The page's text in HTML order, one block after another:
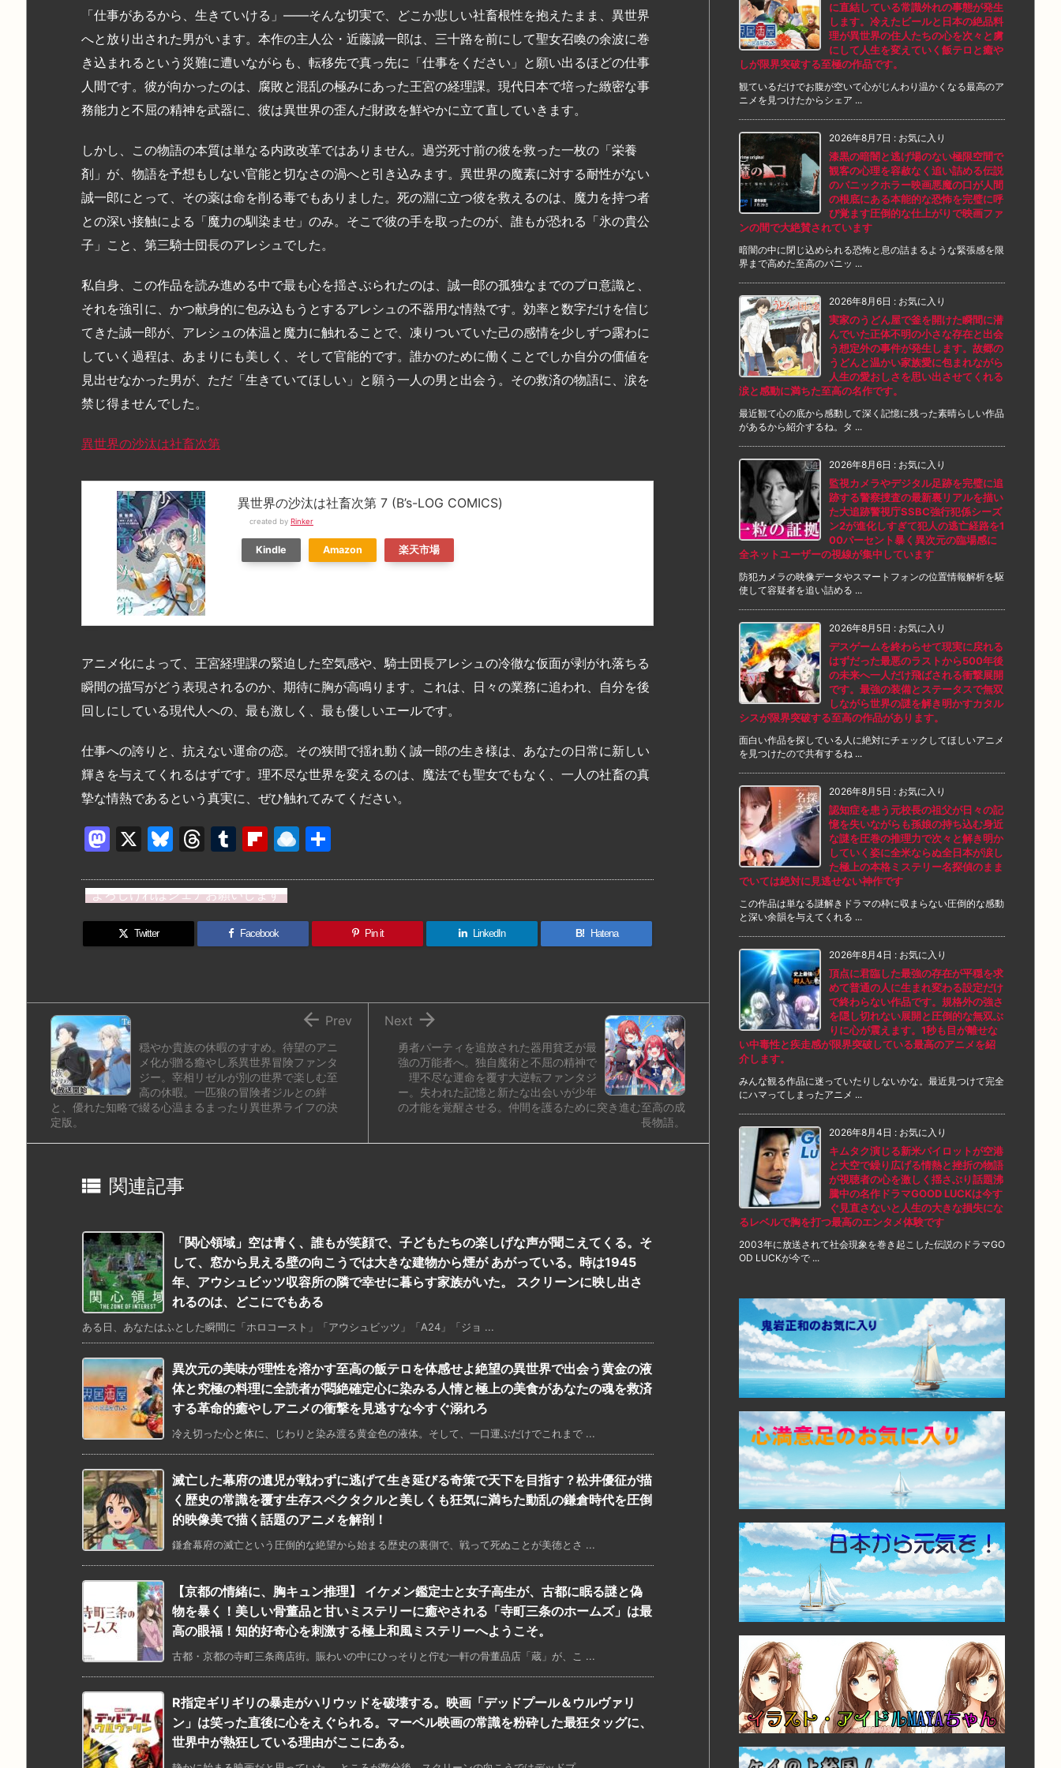
「仕事があるから、生きていける」――そんな切実で、どこか悲しい社畜根性を抱えたまま、異世界
へと放り出された男がいます。本作の主人公・近藤誠一郎は、三十路を前にして聖女召喚の余波に巻
き込まれるという災難に遭いながらも、転移先で真っ先に「仕事をください」と願い出るほどの仕事
人間です。彼が向かったのは、腐敗と混乱の極みにあった王宮の経理課。現代日本で培った緻密な事
務能力と不屈の精神を武器に、彼は異世界の歪んだ財政を鮮やかに立て直していきます。
しかし、この物語の本質は単なる内政改革ではありません。過労死寸前の彼を救った一枚の「栄養
剤」が、物語を予想もしない官能と切なさの渦へと引き込みます。異世界の魔素に対する耐性がない
誠一郎にとって、その薬は命を削る毒でもありました。死の淵に立つ彼を救えるのは、魔力を持つ者
との深い接触による「魔力の馴染ませ」のみ。そこで彼の手を取ったのが、誰もが恐れる「氷の貴公
子」こと、第三騎士団長のアレシュでした。
私自身、この作品を読み進める中で最も心を揺さぶられたのは、誠一郎の孤独なまでのプロ意識と、
それを強引に、かつ献身的に包み込もうとするアレシュの不器用な情熱です。効率と数字だけを信じ
てきた誠一郎が、アレシュの体温と魔力に触れることで、凍りついていた己の感情を少しずつ露わに
していく過程は、あまりにも美しく、そして官能的です。誰かのために働くことでしか自分の価値を
見出せなかった男が、ただ「生きていてほしい」と願う一人の男と出会う。その救済の物語に、涙を
禁じ得ませんでした。
異世界の沙汰は社畜次第
異世界の沙汰は社畜次第 7 (B’s-LOG COMICS)
created by Rinker
Kindle Amazon 楽天市場
アニメ化によって、王宮経理課の緊迫した空気感や、騎士団長アレシュの冷徹な仮面が剥がれ落ちる
瞬間の描写がどう表現されるのか、期待に胸が高鳴ります。これは、日々の業務に追われ、自分を後
回しにしている現代人への、最も激しく、最も優しいエールです。
仕事への誇りと、抗えない運命の恋。その狭間で揺れ動く誠一郎の生き様は、あなたの日常に新しい
輝きを与えてくれるはずです。理不尽な世界を変えるのは、魔法でも聖女でもなく、一人の社畜の真
摯な情熱であるという真実に、ぜひ触れてみてください。
M
st
o
d
X
Bl
e
s
k
T
e
a
d
T
m
bl
r
Fl
b
o
ar
R
n
dr
o
よろしければシェアお願いします
Twitter Facebook Pin it LinkedIn B! Hatena
勇者パーティを追放された器用貧乏が最
強の万能者へ。独自魔術と不屈の精神で
理不尽な運命を覆す大逆転ファンタジ
ー。失われた記憶と新たな出会いが少年
の才能を覚醒させる。仲間を護るために突き進む至高の成
長物語。

Next
穏やか貴族の休暇のすすめ。待望のアニ
メ化が贈る癒やし系異世界冒険ファンタ
ジー。宰相リゼルが別の世界で楽しむ至
高の休暇。一匹狼の冒険者ジルとの絆
と、優れた知略で綴る心温まるまったり異世界ライフの決
定版。
 Prev
 関連記事
「関心領域」空は青く、誰もが笑顔で、子どもたちの楽しげな声が聞こえてくる。そ
して、窓から見える壁の向こうでは大きな建物から煙が あがっている。時は1945
年、アウシュビッツ収容所の隣で幸せに暮らす家族がいた。 スクリーンに映し出さ
れるのは、どこにでもある
ある日、あなたはふとした瞬間に「ホロコースト」「アウシュビッツ」「A24」「ジョ ...
異次元の美味が理性を溶かす至高の飯テロを体感せよ絶望の異世界で出会う黄金の液
体と究極の料理に全読者が悶絶確定心に染みる人情と極上の美食があなたの魂を救済
する革命的癒やしアニメの衝撃を見逃すな今すぐ溺れろ
冷え切った心と体に、じわりと染み渡る黄金色の液体。そして、一口運ぶだけでこれまで ...
滅亡した幕府の遺児が戦わずに逃げて生き延びる奇策で天下を目指す？松井優征が描
く歴史の常識を覆す生存スペクタクルと美しくも狂気に満ちた動乱の鎌倉時代を圧倒
的映像美で描く話題のアニメを解剖！
鎌倉幕府の滅亡という圧倒的な絶望から始まる歴史の裏側で、戦って死ぬことが美徳とさ ...
【京都の情緒に、胸キュン推理】 イケメン鑑定士と女子高生が、古都に眠る謎と偽
物を暴く！美しい骨董品と甘いミステリーに癒やされる「寺町三条のホームズ」は最
高の眼福！知的好奇心を刺激する極上和風ミステリーへようこそ。
古都・京都の寺町三条商店街。賑わいの中にひっそりと佇む一軒の骨董品店「蔵」が、こ ...
R指定ギリギリの暴走がハリウッドを破壊する。映画「デッドプール＆ウルヴァリ
ン」は笑った直後に心をえぐられる。マーベル映画の常識を粉砕した最狂タッグに、
世界中が熱狂している理由がここにある。
に直結している常識外れの事態が発生
します。冷えたビールと日本の絶品料
理が異世界の住人たちの心を次々と虜
にして人生を変えていく飯テロと癒や
しが限界突破する至極の作品です。
観ているだけでお腹が空いて心がじんわり温かくなる最高のア
ニメを見つけたからシェア ...
2026年8月7日 : お気に入り
漆黒の暗闇と逃げ場のない極限空間で
観客の心理を容赦なく追い詰める伝説
のパニックホラー映画悪魔の口が人間
の根底にある本能的な恐怖を完璧に呼
び覚ます圧倒的な仕上がりで映画ファ
ンの間で大絶賛されています
暗闇の中に閉じ込められる恐怖と息の詰まるような緊張感を限
界まで高めた至高のパニッ ...
2026年8月6日 : お気に入り
実家のうどん屋で釜を開けた瞬間に潜
んでいた正体不明の小さな存在と出会
う想定外の事件が発生します。故郷の
うどんと温かい家族愛に包まれながら
人生の愛おしさを思い出させてくれる
涙と感動に満ちた至高の名作です。
最近観て心の底から感動して深く記憶に残った素晴らしい作品
があるから紹介するね。タ ...
2026年8月6日 : お気に入り
監視カメラやデジタル足跡を完璧に追
跡する警察捜査の最新裏リアルを描い
た大追跡警視庁SSBC強行犯係シーズ
ン2が進化しすぎて犯人の逃亡経路を1
00パーセント暴く異次元の臨場感に
全ネットユーザーの視線が集中しています
防犯カメラの映像データやスマートフォンの位置情報解析を駆
使して容疑者を追い詰める ...
2026年8月5日 : お気に入り
デスゲームを終わらせて現実に戻れる
はずだった最悪のラストから500年後
の未来へ一人だけ飛ばされる衝撃展開
です。最強の装備とステータスで無双
しながら世界の謎を解き明かすカタル
シスが限界突破する至高の作品があります。
面白い作品を探している人に絶対にチェックしてほしいアニメ
を見つけたので共有するね ...
2026年8月5日 : お気に入り
認知症を患う元校長の祖父が日々の記
憶を失いながらも孫娘の持ち込む身近
な謎を圧巻の推理力で次々と解き明か
していく姿に全米ならぬ全日本が涙し
た極上の本格ミステリー名探偵のまま
でいては絶対に見逃せない神作です
この作品は単なる謎解きドラマの枠に収まらない圧倒的な感動
と深い余韻を与えてくれる ...
2026年8月4日 : お気に入り
頂点に君臨した最強の存在が平穏を求
めて普通の人に生まれ変わる設定だけ
で終わらない作品です。規格外の強さ
を隠し切れない展開と圧倒的な無双ぶ
りに心が震えます。1秒も目が離せな
い中毒性と疾走感が限界突破している最高のアニメを紹
介します。
みんな観る作品に迷っていたりしないかな。最近見つけて完全
にハマってしまったアニメ ...
2026年8月4日 : お気に入り
キムタク演じる新米パイロットが空港
と大空で繰り広げる情熱と挫折の物語
が視聴者の心を激しく揺さぶり話題沸
騰中の名作ドラマGOOD LUCKは今す
ぐ見直さないと人生の大きな損失にな
るレベルで胸を打つ最高のエンタメ体験です
2003年に放送されて社会現象を巻き起こした伝説のドラマGO
OD LUCKが今で ...